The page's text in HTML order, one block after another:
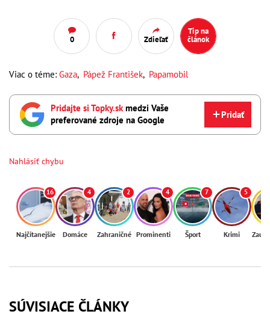
0 Zdieľať
Tip na
článok
Viac o téme: Gaza, Pápež František, Papamobil
Pridajte si Topky.skmedzi Vaše
preferované zdroje na Google
Pridať
Nahlásiť chybu
16
Najčítanejšie
4
Domáce
2
Zahraničné
4
Prominenti
7
Šport
5
Krimi
SÚVISIACE ČLÁNKY